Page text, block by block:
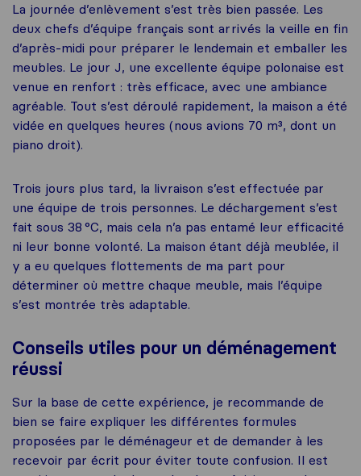
La journée d’enlèvement s’est très bien passée. Les
deux chefs d’équipe français sont arrivés la veille en fin
d’après-midi pour préparer le lendemain et emballer les
meubles. Le jour J, une excellente équipe polonaise est
venue en renfort : très efficace, avec une ambiance
agréable. Tout s’est déroulé rapidement, la maison a été
vidée en quelques heures (nous avions 70 m³, dont un
piano droit).
Trois jours plus tard, la livraison s’est effectuée par
une équipe de trois personnes. Le déchargement s’est
fait sous 38 °C, mais cela n’a pas entamé leur efficacité
ni leur bonne volonté. La maison étant déjà meublée, il
y a eu quelques flottements de ma part pour
déterminer où mettre chaque meuble, mais l’équipe
s’est montrée très adaptable.
Conseils utiles pour un déménagement
réussi
Sur la base de cette expérience, je recommande de
bien se faire expliquer les différentes formules
proposées par le déménageur et de demander à les
recevoir par écrit pour éviter toute confusion. Il est